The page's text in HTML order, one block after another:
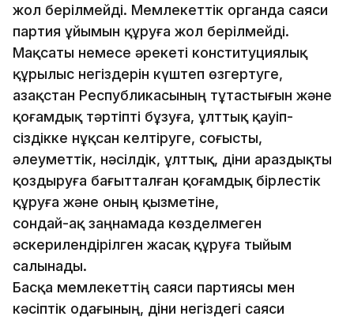
жол берілмейді. Мемлекеттік органда саяси
партия ұйымын құруға жол берілмейді.
Мақсаты немесе әрекеті конституциялық
құрылыс негіздерін күштеп өзгертуге,
Қазақстан Республикасының тұтастығын және
қоғамдық тәртіпті бұзуға, ұлттық қауіп­
сіздікке нұқсан келтіруге, соғысты,
әлеуметтік, нәсілдік, ұлт­тық, діни араздықты
қоздыруға бағытталған қоғамдық бірлес­тік
құруға және оның қызметіне,
сондай-ақ заңнамада көздел­меген
әскерилендірілген жасақ құруға тыйым
салынады.
Басқа мемлекеттің саяси партиясы мен
кәсіптік одағының, діни негіздегі саяси